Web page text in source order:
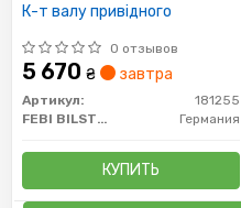
К-т валу привідного
0 отзывов
5 670 ₴ завтра
Артикул:
181255
FEBI BILSTEIN
Германия
КУПИТЬ